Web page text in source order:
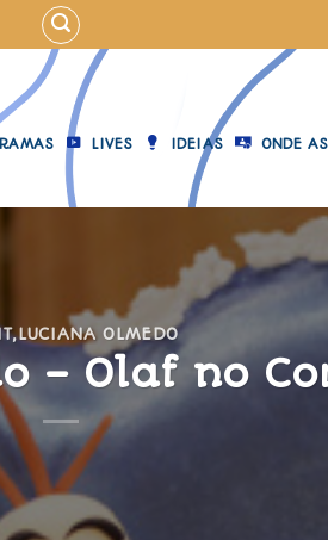
LIVES IDEIAS ONDE
,LUCIANA OLMEDO
– Olaf no